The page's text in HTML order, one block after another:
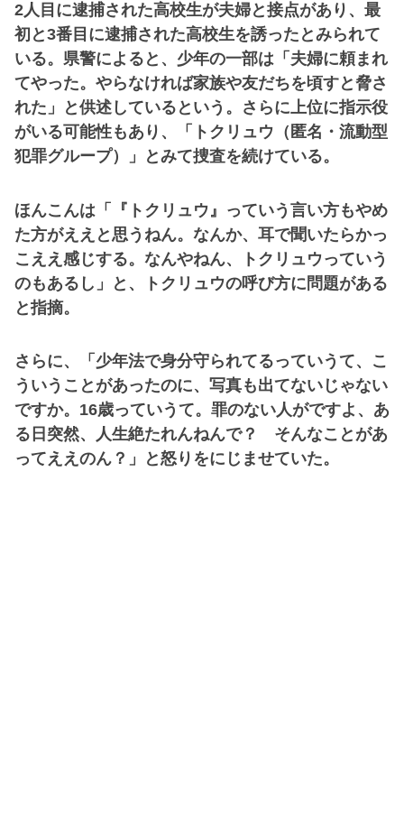
2人目に逮捕された高校生が夫婦と接点があり、最
初と3番目に逮捕された高校生を誘ったとみられて
いる。県警によると、少年の一部は「夫婦に頼まれ
てやった。やらなければ家族や友だちを頃すと脅さ
れた」と供述しているという。さらに上位に指示役
がいる可能性もあり、「トクリュウ（匿名・流動型
犯罪グループ）」とみて捜査を続けている。
ほんこんは「『トクリュウ』っていう言い方もやめ
た方がええと思うねん。なんか、耳で聞いたらかっ
こええ感じする。なんやねん、トクリュウっていう
のもあるし」と、トクリュウの呼び方に問題がある
と指摘。
さらに、「少年法で身分守られてるっていうて、こ
ういうことがあったのに、写真も出てないじゃない
ですか。16歳っていうて。罪のない人がですよ、あ
る日突然、人生絶たれんねんで？ そんなことがあ
ってええのん？」と怒りをにじませていた。